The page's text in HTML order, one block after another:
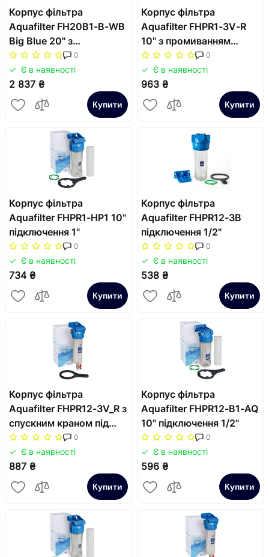
Корпус фільтра
Aquafilter FH20B1-B-WB
Big Blue 20" з
манометром 0
Є в наявності
2 837 ₴
Купити
Корпус фільтра
Aquafilter FHPR1-3V-R
10" з промиванням
підключення 1"
0
Є в наявності
963 ₴
Купити
Корпус фільтра
Aquafilter FHPR1-HP1 10"
підключення 1"
0
Є в наявності
734 ₴
Купити
Корпус фільтра
Aquafilter FHPR12-3B
підключення 1/2"
0
Є в наявності
538 ₴
Купити
Корпус фільтра
Aquafilter FHPR12-3V_R з
спускним краном під
картридж 2,5"х10"
0
Є в наявності
887 ₴
Купити
Корпус фільтра
Aquafilter FHPR12-B1-AQ
10" підключення 1/2"
0
Є в наявності
596 ₴
Купити